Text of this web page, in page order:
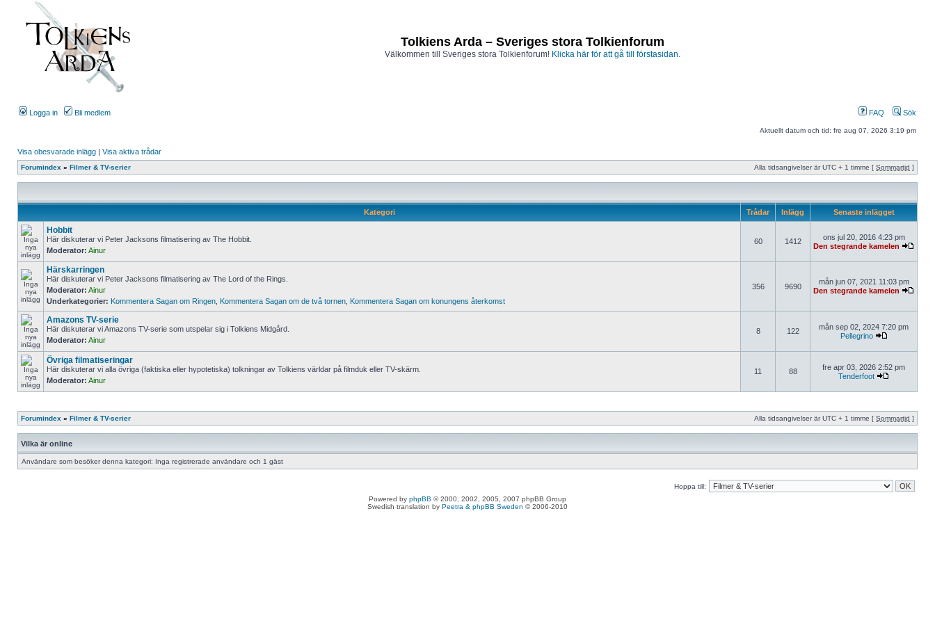
Tolkiens Arda – Sveriges stora Tolkienforum
Välkommen till Sveriges stora Tolkienforum! Klicka här för att gå till förstasidan.
Logga in Bli medlem FAQ Sök
Aktuellt datum och tid: fre aug 07, 2026 3:19 pm
Visa obesvarade inlägg | Visa aktiva trådar
Forumindex » Filmer & TV-serier Alla tidsangivelser är UTC + 1 timme [ Sommartid ]
Kategori Trådar Inlägg Senaste inlägget
Hobbit
Här diskuterar vi Peter Jacksons filmatisering av The Hobbit.
Moderator: Ainur
60 1412
ons jul 20, 2016 4:23 pm
Den stegrande kamelen
Härskarringen
Här diskuterar vi Peter Jacksons filmatisering av The Lord of the Rings.
Moderator: Ainur
Underkategorier: Kommentera Sagan om Ringen Kommentera Sagan om de två tornen Kommentera Sagan om konungens återkomst
356 9690
mån jun 07, 2021 11:03 pm
Den stegrande kamelen
Amazons TV-serie
Här diskuterar vi Amazons TV-serie som utspelar sig i Tolkiens Midgård.
Moderator: Ainur
8 122
mån sep 02, 2024 7:20 pm
Pellegrino
Övriga filmatiseringar
Här diskuterar vi alla övriga (faktiska eller hypotetiska) tolkningar av Tolkiens världar på filmduk eller TV-skärm.
Moderator: Ainur
11 88
fre apr 03, 2026 2:52 pm
Tenderfoot
Forumindex » Filmer & TV-serier Alla tidsangivelser är UTC + 1 timme [ Sommartid ]
Vilka är online
Användare som besöker denna kategori: Inga registrerade användare och 1 gäst
Hoppa till:
Powered by phpBB © 2000, 2002, 2005, 2007 phpBB Group
Swedish translation by Peetra & phpBB Sweden © 2006-2010